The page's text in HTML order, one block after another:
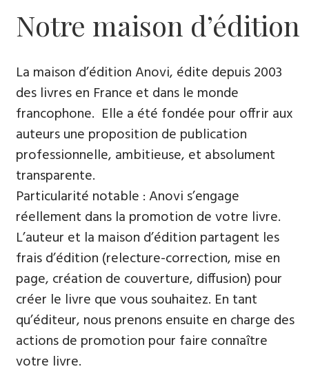
Notre maison d’édition
La maison d’édition Anovi, édite depuis 2003
des livres en France et dans le monde
francophone. Elle a été fondée pour offrir aux
auteurs une proposition de publication
professionnelle, ambitieuse, et absolument
transparente.
Particularité notable : Anovi s’engage
réellement dans la promotion de votre livre.
L’auteur et la maison d’édition partagent les
frais d’édition (relecture-correction, mise en
page, création de couverture, diffusion) pour
créer le livre que vous souhaitez. En tant
qu’éditeur, nous prenons ensuite en charge des
actions de promotion pour faire connaître
votre livre.